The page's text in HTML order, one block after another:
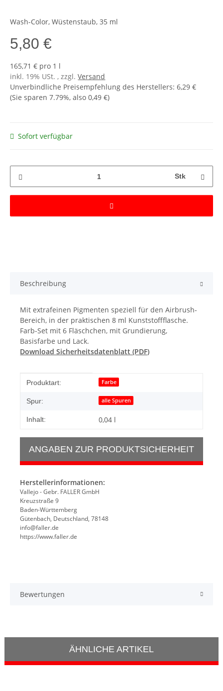
Wash-Color, Wüstenstaub, 35 ml
5,80 €
165,71 € pro 1 l
inkl. 19% USt. , zzgl.Versand
Unverbindliche Preisempfehlung des Herstellers:6,29 €
(Sie sparen7.79%, also0,49 €)
Sofort verfügbar
Stk
Beschreibung
Mit extrafeinen Pigmenten speziell für den Airbrush-
Bereich, in der praktischen 8 ml Kunststoffflasche.
Farb-Set mit 6 Fläschchen, mit Grundierung,
Basisfarbe und Lack.
Download Sicherheitsdatenblatt (PDF)
Produkteigenschaft
Wert
Produktart: Farbe
Spur: alle Spuren
Inhalt: 0,04 l
ANGABEN ZUR PRODUKTSICHERHEIT
Herstellerinformationen:
Vallejo - Gebr. FALLER GmbH
Kreuzstraße 9
Baden-Württemberg
Gütenbach, Deutschland, 78148
info@faller.de
https://www.faller.de
Bewertungen
ÄHNLICHE ARTIKEL